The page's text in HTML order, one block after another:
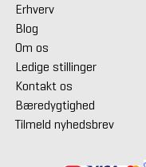
Erhverv
Blog
Om os
Ledige stillinger
Kontakt os
Bæredygtighed
Tilmeld nyhedsbrev